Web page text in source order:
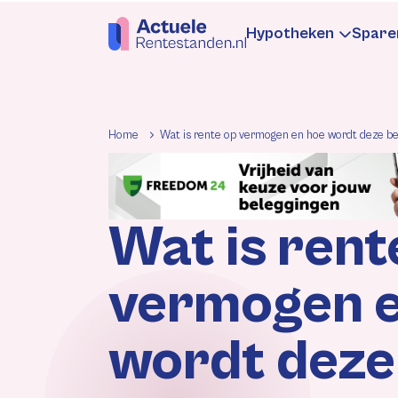
Hypotheken
Informatie
Hypotheek
Home Wat is rente op vermogen en hoe wordt deze
Wat is
vermogen
wordt